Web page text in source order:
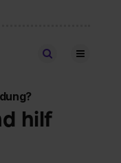
Stellen finden
hilf